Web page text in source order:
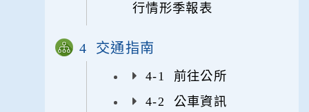
行情形季報表
4 交通指南
4-1 前往公所
4-2 公車資訊